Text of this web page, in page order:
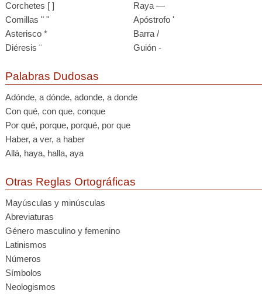
Corchetes [ ]
Raya —
Comillas " "
Apóstrofo '
Asterisco *
Barra /
Diéresis ¨
Guión -
Palabras Dudosas
Adónde, a dónde, adonde, a donde
Con qué, con que, conque
Por qué, porque, porqué, por que
Haber, a ver, a haber
Allá, haya, halla, aya
Otras Reglas Ortográficas
Mayúsculas y minúsculas
Abreviaturas
Género masculino y femenino
Latinismos
Números
Símbolos
Neologismos